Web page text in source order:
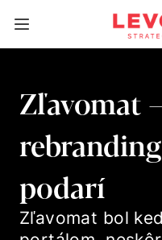
Zľavomat
podarí
Zľavomat bol